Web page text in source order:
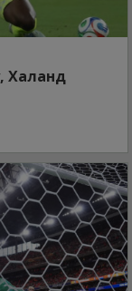
Халанд